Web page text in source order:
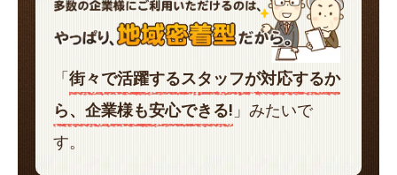
「街々で活躍するスタッフが対応するか
ら、企業様も安心できる! 」みたいで
す。